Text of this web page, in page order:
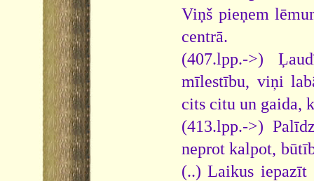
Viņš pieņem
centrā.
(407.lpp.->)
mīlestību, viņi
cits citu un gaida,
(413.lpp.->)
neprot kalpot,
(..) Laikus iepazīt